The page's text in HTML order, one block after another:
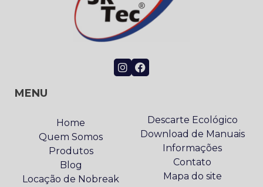
MENU
Home
Quem Somos
Produtos
Blog
Locação de Nobreak
Descarte Ecológico
Download de Manuais
Informações
Contato
Mapa do site